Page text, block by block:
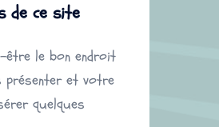
de ce site
être le bon endroit
présenter et votre
quelques